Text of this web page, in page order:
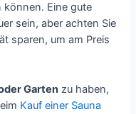
können. Eine gute
sein, aber achten Sie
sparen, um am Preis
Garten zu haben,
Kauf einer Sauna